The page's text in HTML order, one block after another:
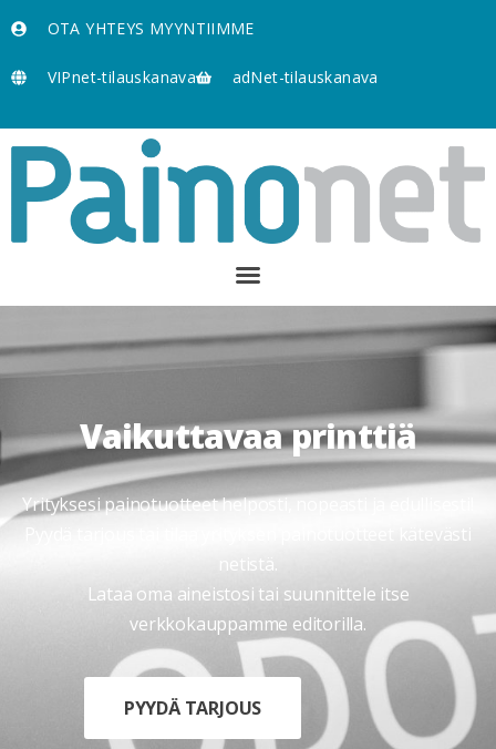
OTA YHTEYS MYYNTIIMME
VIPnet-tilauskanava adNet-tilauskanava
Vaikuttavaa printtiä
Yrityksesi painotuotteet helposti, nopeasti ja edullisesti!
Pyydä tarjous tai tilaa yrityksen painotuotteet kätevästi
netistä.
Lataa oma aineistosi tai suunnittele itse
verkkokauppamme editorilla.
PYYDÄ TARJOUS